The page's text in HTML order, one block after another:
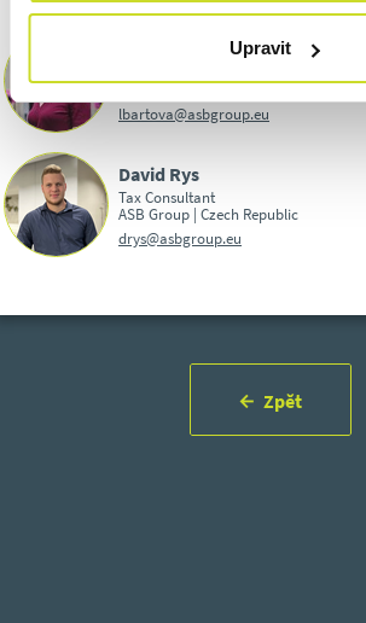
Upravit
Lucie Bártová
ASB Group | Czech Republic
lbartova@asbgroup.eu
David Rys
Tax Consultant
ASB Group | Czech Republic
drys@asbgroup.eu
Zpět